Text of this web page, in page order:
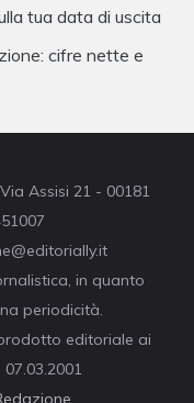
tua data di uscita
cifre nette e
Assisi 21 - 00181
in quanto
periodicità.
editoriale ai